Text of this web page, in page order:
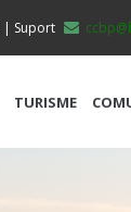
| Suport
TURISME